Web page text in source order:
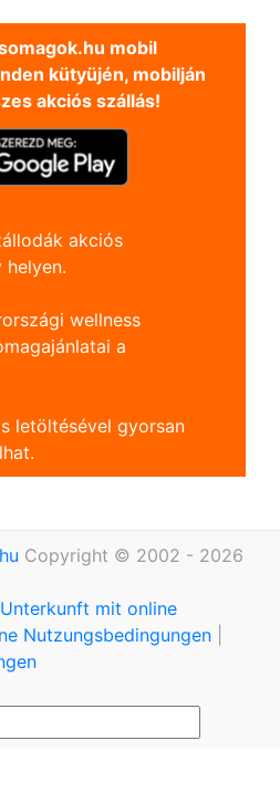
mobil
kütyüjén, mobilján
akciós szállás!
akciós
helyen.
wellness
a
letöltésével gyorsan
Copyright © 2002 - 2026
mit online
Nutzungsbedingungen